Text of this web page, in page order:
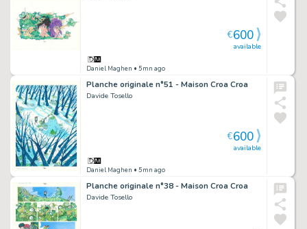
Daniel Maghen • 5mn ago
available
€600
Planche originale n°51 - Maison Croa Croa
Davide Tosello
Daniel Maghen • 5mn ago
available
€600
Planche originale n°38 - Maison Croa Croa
Davide Tosello